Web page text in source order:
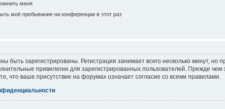
меня
моё пребывание на конференции в этот раз
быть зарегистрированы. Регистрация занимает всего несколько минут,
привилегии для зарегистрированных пользователей. Прежде чем
что ваше присутствие на форумах означает согласие со всеми правилами.